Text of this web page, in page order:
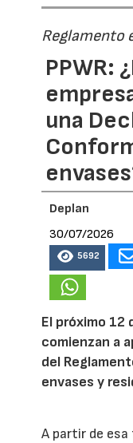
Reglamento
PPWR:
una
Deplan
30/07/2026
5692
El próximo 12
comienzan a
del
envases y
A partir de